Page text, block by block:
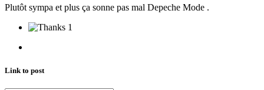
Plutôt sympa et plus ça sonne pas mal Depeche Mode .
1
Link to post